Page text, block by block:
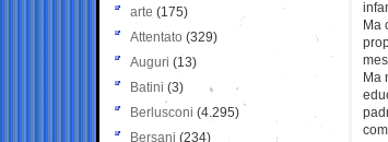
Ma
Ma
arte (175)
Attentato (329)
Auguri (13)
Batini (3)
Berlusconi (4.295)
Bersani (234)